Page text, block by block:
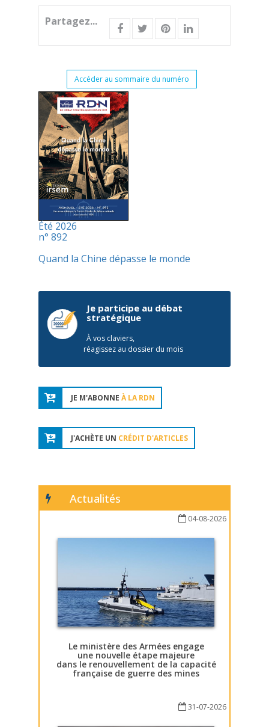
Partagez...
Accéder au sommaire du numéro
Été 2026
n° 892
Quand la Chine dépasse le monde
Je participe au débat
stratégique
À vos claviers,
réagissez au dossier du mois
JE M'ABONNE À LA RDN
J'ACHÈTE UN CRÉDIT D'ARTICLES
Actualités
04-08-2026
Le ministère des Armées engage
une nouvelle étape majeure
dans le renouvellement de la capacité
française de guerre des mines
31-07-2026